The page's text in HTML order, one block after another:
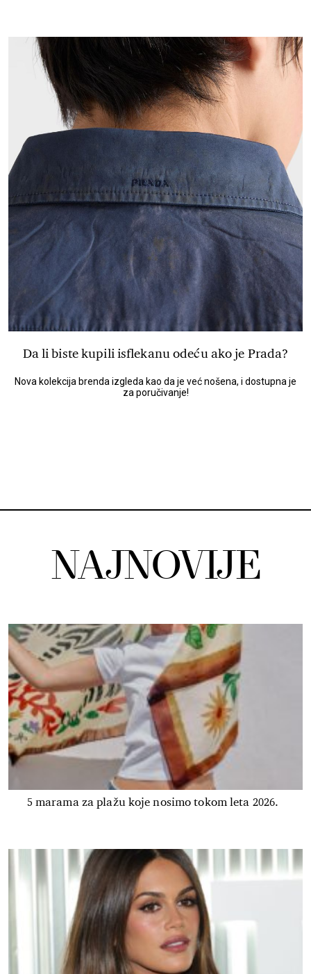
Da li biste kupili isflekanu odeću ako je Prada?
Nova kolekcija brenda izgleda kao da je već nošena, i dostupna je
za poručivanje!
NAJNOVIJE
5 marama za plažu koje nosimo tokom leta 2026.